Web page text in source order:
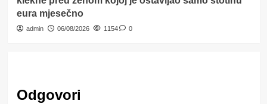
eura mjesečno
admin 06/08/2026 1154 0
Odgovori